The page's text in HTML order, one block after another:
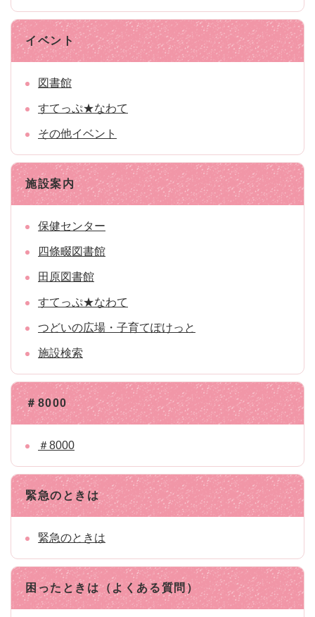
イベント
図書館
すてっぷ★なわて
その他イベント
施設案内
保健センター
四條畷図書館
田原図書館
すてっぷ★なわて
つどいの広場・子育てぽけっと
施設検索
＃8000
＃8000
緊急のときは
緊急のときは
困ったときは（よくある質問）